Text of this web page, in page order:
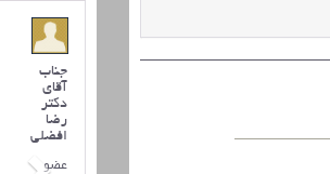
جناب
آقای
دکتر
رضا
افضلي
عضو